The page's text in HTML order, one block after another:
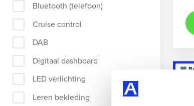
Bluetooth (telefoon)
Cruise control
DAB
Digitaal dashboard
LED verlichting
Leren bekleding